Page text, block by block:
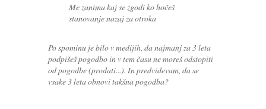
Me zanima kaj se zgodi ko hočeš
stanovanje nazaj za otroka
Po spominu je bilo v medijih, da najmanj za 3 leta
podpišeš pogodbo in v tem času ne moreš odstopiti
od pogodbe (prodati...). In predvidevam, da se
vsake 3 leta obnovi takšna pogodba?